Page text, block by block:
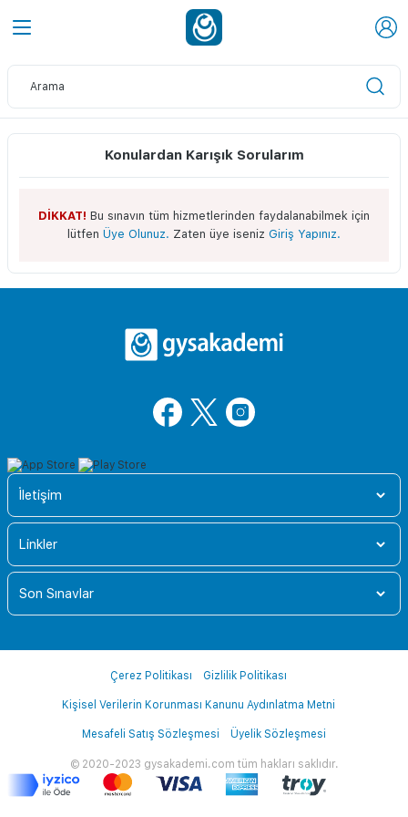
Konulardan Karışık Sorularım
DİKKAT! Bu sınavın tüm hizmetlerinden faydalanabilmek için
lütfen Üye Olunuz. Zaten üye iseniz Giriş Yapınız.
İletişim
Linkler
Son Sınavlar
© 2020-2023 gysakademi.com tüm hakları saklıdır.
Çerez Politikası Gizlilik Politikası
Kişisel Verilerin Korunması Kanunu Aydınlatma Metni
Mesafeli Satış Sözleşmesi Üyelik Sözleşmesi